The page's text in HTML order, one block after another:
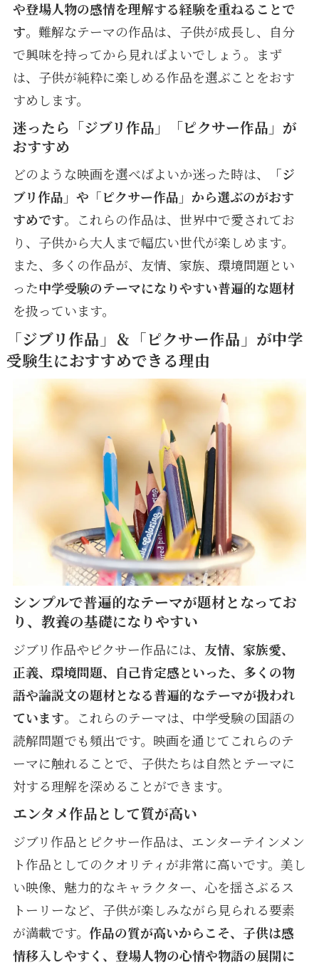
や登場人物の感情を理解する経験を重ねることで
す。難解なテーマの作品は、子供が成長し、自分
で興味を持ってから見ればよいでしょう。まず
は、子供が純粋に楽しめる作品を選ぶことをおす
すめします。
迷ったら「ジブリ作品」「ピクサー作品」が
おすすめ
どのような映画を選べばよいか迷った時は、
「ジ
ブリ作品」や「ピクサー作品」から選ぶのがおす
すめです。これらの作品は、世界中で愛されてお
り、子供から大人まで幅広い世代が楽しめます。
また、多くの作品が、友情、家族、環境問題とい
った中学受験のテーマになりやすい普遍的な題材
を扱っています。
「ジブリ作品」＆「ピクサー作品」が中学
受験生におすすめできる理由
シンプルで普遍的なテーマが題材となってお
り、教養の基礎になりやすい
ジブリ作品やピクサー作品には、 友情、家族愛、
正義、環境問題、自己肯定感といった、多くの物
語や論説文の題材となる普遍的なテーマが扱われ
ています。これらのテーマは、中学受験の国語の
読解問題でも頻出です。映画を通じてこれらのテ
ーマに触れることで、子供たちは自然とテーマに
対する理解を深めることができます。
エンタメ作品として質が高い
ジブリ作品とピクサー作品は、エンターテインメン
ト作品としてのクオリティが非常に高いです。美し
い映像、魅力的なキャラクター、心を揺さぶるス
トーリーなど、子供が楽しみながら見られる要素
が満載です。 作品の質が高いからこそ、子供は感
情移入しやすく、登場人物の心情や物語の展開に